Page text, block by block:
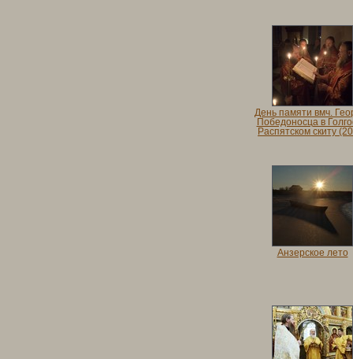
День памяти вмч.
Победоносца в
Распятском скиту
Анзерское лето